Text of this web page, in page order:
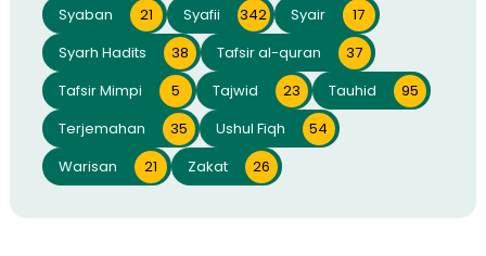
Syaban
21 Syafii 342 Syair
17
Syarh Hadits
38 Tafsir al-quran
37
Tafsir Mimpi
5 Tajwid 23 Tauhid
95
Terjemahan
35 Ushul Fiqh
54
Warisan
21 Zakat 26